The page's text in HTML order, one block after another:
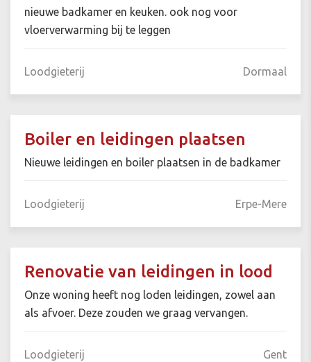
nieuwe badkamer en keuken. ook nog voor
vloerverwarming bij te leggen
Loodgieterij Dormaal
Boiler en leidingen plaatsen
Nieuwe leidingen en boiler plaatsen in de badkamer
Loodgieterij Erpe-Mere
Renovatie van leidingen in lood
Onze woning heeft nog loden leidingen, zowel aan
als afvoer. Deze zouden we graag vervangen.
Loodgieterij Gent